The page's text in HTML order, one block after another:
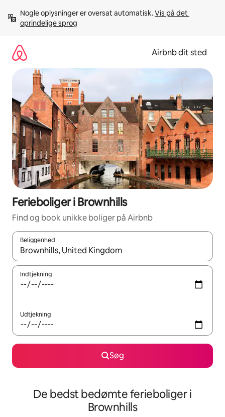
videre
Nogle oplysninger er oversat automatisk. Vis på det
oprindelige sprog
Airbnb dit sted
Ferieboliger i Brownhills
Find og book unikke boliger på Airbnb
Beliggenhed
Når resultaterne er tilgængelige, skal du navigere med
Indtjekning
Udtjekning
Søg
De bedst bedømte ferieboliger i
Brownhills